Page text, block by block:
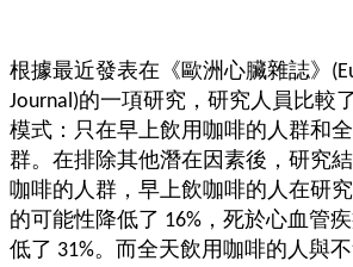
根據最近發表在《歐洲心臟雜誌》
Journal)的一項研究，研究人員比較
模式：只在早上飲用咖啡的人群和
群。在排除其他潛在因素後，研究
咖啡的人群，早上飲咖啡的人在研
的可能性降低了 16%，死於心血管
低了 31%。而全天飲用咖啡的人與